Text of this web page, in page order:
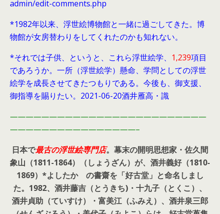
admin/edit-comments.php
*1982年以来、浮世絵博物館と一緒に過ごしてきた。博
物館が女房替わりをしてくれたのかも知れない。
*それでは子供、というと、これら浮世絵学、 1,239項目
であろうか。一所（浮世絵学）懸命、学問としての浮世
絵学を成長させてきたつもりである。今後も、御支援、
御指導を賜りたい。2021-06-20酒井雁高・識
—————————————————————————
————————————————–
日本で最古の浮世絵専門店。幕末の開明思想家・ 佐久間
象山（1811-1864）（しょうざん）が、酒井義好（1810-
1869）*よしたか の書齋を「好古堂」と命名しまし
た。 1982、酒井藤吉（とうきち)・十九子（とくこ）、
酒井貞助（ていすけ）・富美江（ふみえ）、酒井泉三郎